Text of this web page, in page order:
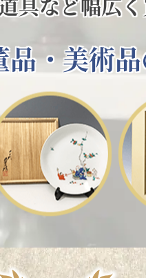
・美術